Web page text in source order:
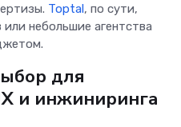
Toptal , по сути,
небольшие агентства
для
и инжиниринга